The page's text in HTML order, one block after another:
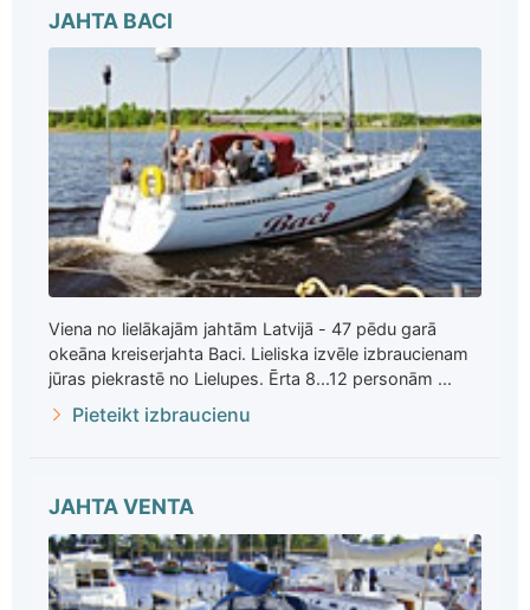
JAHTA BACI
Viena no lielākajām jahtām Latvijā - 47 pēdu garā
okeāna kreiserjahta Baci. Lieliska izvēle izbraucienam
jūras piekrastē no Lielupes. Ērta 8...12 personām ...
Pieteikt izbraucienu
JAHTA VENTA